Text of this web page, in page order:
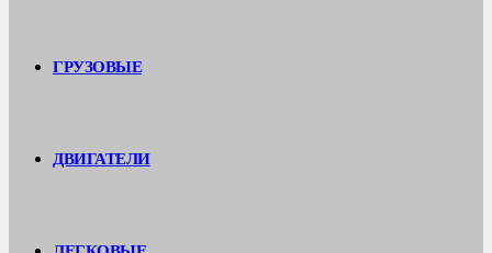
ГРУЗОВЫЕ
ДВИГАТЕЛИ